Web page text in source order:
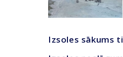
Izsoles sākums